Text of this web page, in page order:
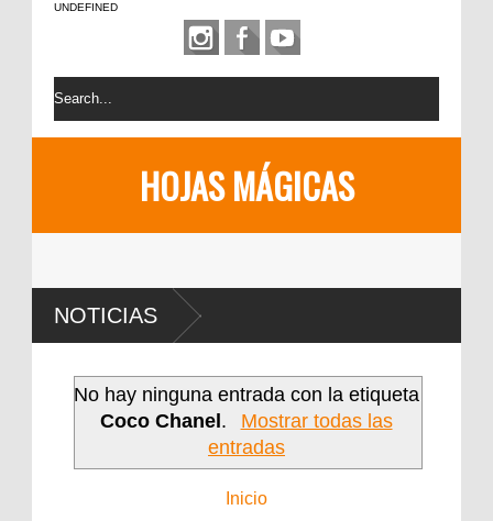
UNDEFINED
HOJAS MÁGICAS
NOTICIAS
No hay ninguna entrada con la etiqueta
Coco Chanel .
Mostrar todas las
entradas
Inicio